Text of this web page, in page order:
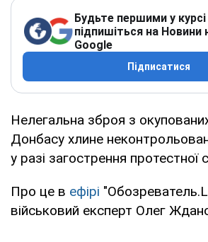
Будьте першими у
підпишіться на Новини
Google
Підписатися
Нелегальна зброя з
Донбасу хлине
у разі загострення протестної
Про це в ефірі
військовий експерт Олег